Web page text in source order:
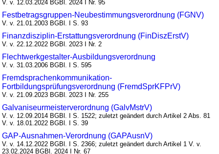
V. v. 12.03.2024 BGBl. 2024 I Nr. 95
Festbetragsgruppen-Neubestimmungsverordnung (FGNV)
V. v. 21.01.2003 BGBl. I S. 93
Finanzdisziplin-Erstattungsverordnung (FinDiszErstV)
V. v. 22.12.2022 BGBl. 2023 I Nr. 2
Flechtwerkgestalter-Ausbildungsverordnung
V. v. 31.03.2006 BGBl. I S. 595
Fremdsprachenkommunikation-
Fortbildungsprüfungsverordnung (FremdSprKFPrV)
V. v. 21.09.2023 BGBl. 2023 I Nr. 255
Galvaniseurmeisterverordnung (GalvMstrV)
V. v. 12.09.2014 BGBl. I S. 1522; zuletzt geändert durch Artikel 2 Abs. 81
V. v. 18.01.2022 BGBl. I S. 39
GAP-Ausnahmen-Verordnung (GAPAusnV)
V. v. 14.12.2022 BGBl. I S. 2366; zuletzt geändert durch Artikel 1 V. v.
23.02.2024 BGBl. 2024 I Nr. 67